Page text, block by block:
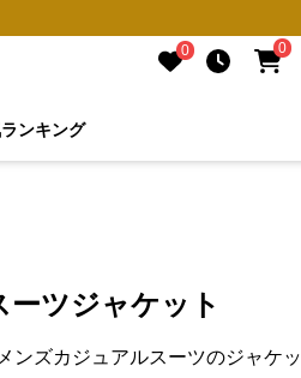
0 0
ランキング
ツジャケット
ンズカジュアルスーツのジャケッ